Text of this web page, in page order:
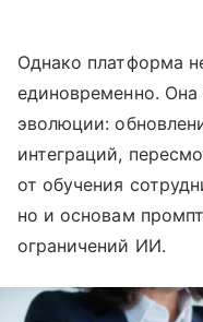
Однако платформа
единовременно. Она
эволюции:
интеграций,
от обучения
но и основам
ограничений ИИ.